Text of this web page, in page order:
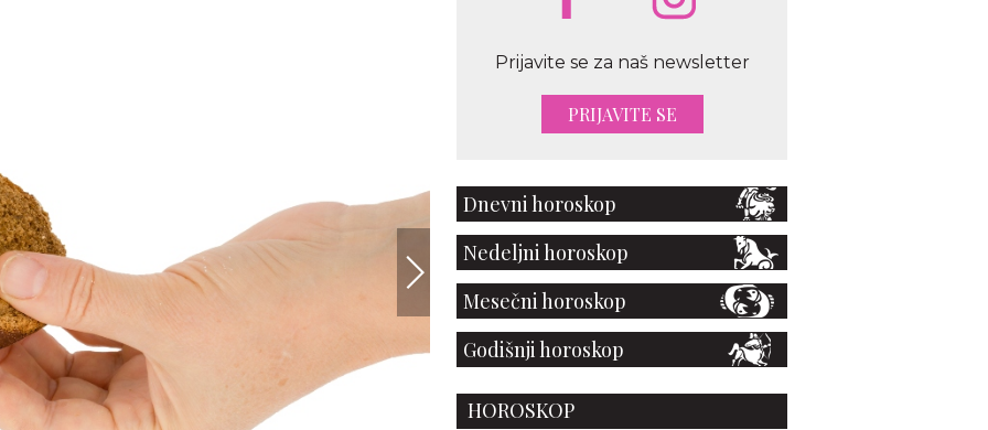
Prijavite se za naš newsletter
PRIJAVITE SE
Dnevni horoskop
Nedeljni horoskop
Mesečni horoskop
Godišnji horoskop
HOROSKOP